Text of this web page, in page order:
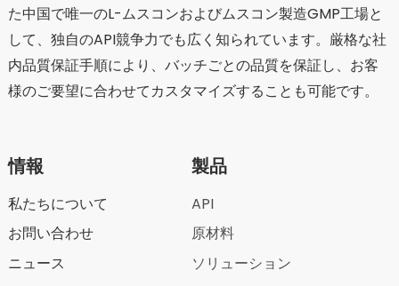
た中国で唯一のL-ムスコンおよびムスコン製造GMP工場と
して、独自のAPI競争力でも広く知られています。厳格な社
内品質保証手順により、バッチごとの品質を保証し、お客
様のご要望に合わせてカスタマイズすることも可能です。
情報
私たちについて
お問い合わせ
ニュース
製品
API
原材料
ソリューション